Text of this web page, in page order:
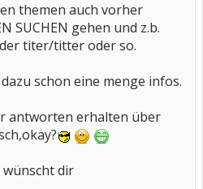
themen auch vorher
SUCHEN gehen und z.b.
titer/titter oder so.
schon eine menge infos.
antworten erhalten über
dir